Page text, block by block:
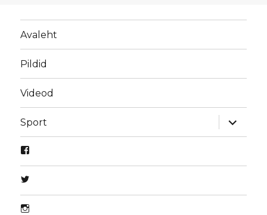
Avaleht
Pildid
Videod
Sport
laienda